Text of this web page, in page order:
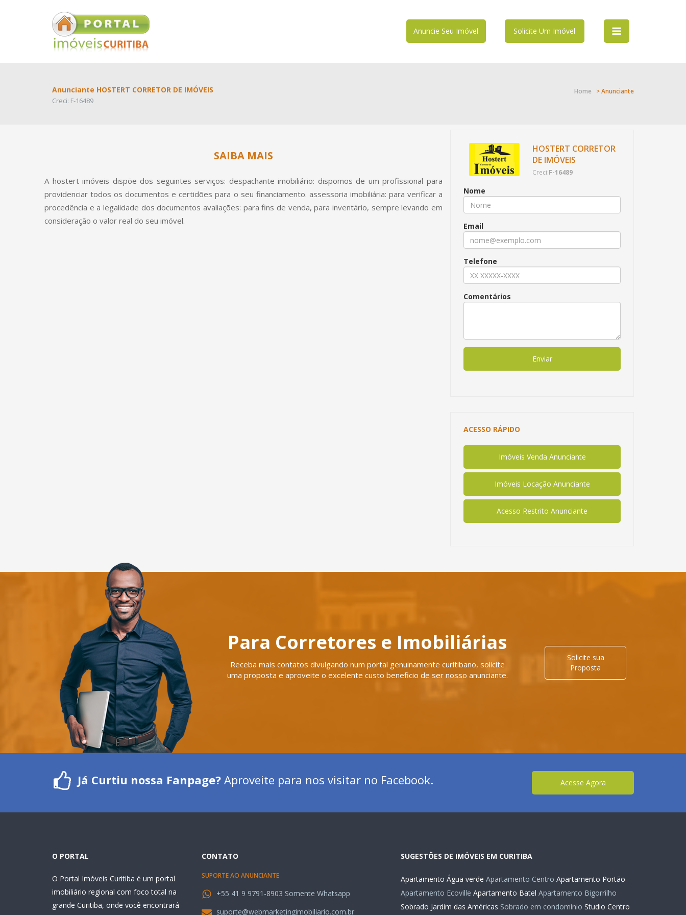
Solicite Um Imóvel
Anuncie Seu Imóvel
Anunciante HOSTERT CORRETOR DE IMÓVEIS
Creci: F-16489
Home > Anunciante
SAIBA MAIS
A hostert imóveis dispõe dos seguintes serviços: despachante imobiliário: dispomos de um profissional para
providenciar todos os documentos e certidões para o seu financiamento. assessoria imobiliária: para verificar a
procedência e a legalidade dos documentos avaliações: para fins de venda, para inventário, sempre levando em
consideração o valor real do seu imóvel.
HOSTERT CORRETOR
DE IMÓVEIS
Creci:F-16489
Nome
Email
Telefone
Comentários
Enviar
ACESSO RÁPIDO
Imóveis Venda Anunciante
Imóveis Locação Anunciante
Acesso Restrito Anunciante
Para Corretores e Imobiliárias
Receba mais contatos divulgando num portal genuinamente curitibano, solicite
uma proposta e aproveite o excelente custo beneficio de ser nosso anunciante.
Solicite sua
Proposta
Já Curtiu nossa Fanpage? Aproveite para nos visitar no Facebook. Acesse Agora
O PORTAL
O Portal Imóveis Curitiba é um portal
imobiliário regional com foco total na
grande Curitiba, onde você encontrará
CONTATO
SUPORTE AO ANUNCIANTE
+55 41 9 9791-8903 Somente Whatsapp
suporte@webmarketingimobiliario.com.br
SUGESTÕES DE IMÓVEIS EM CURITIBA
Apartamento Água verde Apartamento Centro Apartamento Portão
Apartamento Ecoville Apartamento Batel Apartamento Bigorrilho
Sobrado Jardim das Américas Sobrado em condomínio Studio Centro